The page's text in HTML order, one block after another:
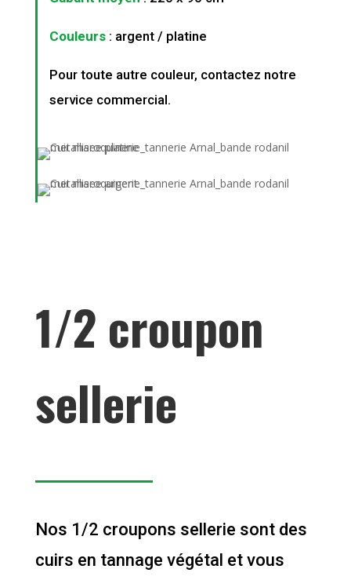
Couleurs: argent / platine
Pour toute autre couleur, contactez notre
service commercial.
1/2 croupon
sellerie
Nos 1/2 croupons sellerie sont des
cuirs en tannage végétal et vous